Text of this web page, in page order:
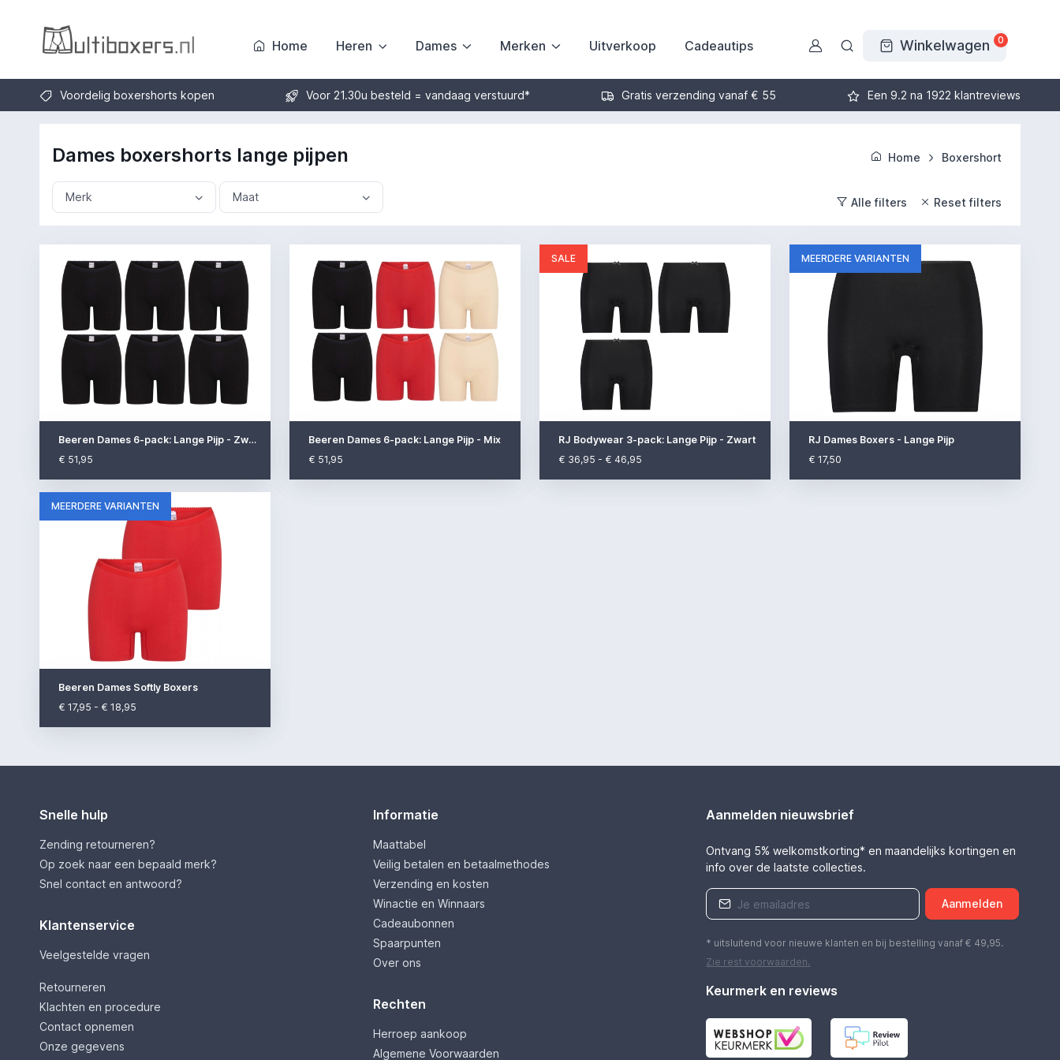
Home Heren Dames Merken Uitverkoop Cadeautips Winkelwagen 0
Voordelig boxershorts kopen Voor 21.30u besteld = vandaag verstuurd* Gratis verzending vanaf € 55 Een 9.2 na 1922 klantreviews
Home Boxershort
Dames boxershorts lange pijpen
Merk Maat Alle filters Reset filters
Beeren Dames 6-pack: Lange Pijp - Zwart -..
€ 51,95
Beeren Dames 6-pack: Lange Pijp - Mix
€ 51,95
SALE
RJ Bodywear 3-pack: Lange Pijp - Zwart
€ 36,95 - € 46,95
MEERDERE VARIANTEN
RJ Dames Boxers - Lange Pijp
€ 17,50
MEERDERE VARIANTEN
Beeren Dames Softly Boxers
€ 17,95 - € 18,95
Snelle hulp
Zending retourneren?
Op zoek naar een bepaald merk?
Snel contact en antwoord?
Klantenservice
Veelgestelde vragen
Retourneren
Klachten en procedure
Contact opnemen
Onze gegevens
Informatie
Maattabel
Veilig betalen en betaalmethodes
Verzending en kosten
Winactie en Winnaars
Cadeaubonnen
Spaarpunten
Over ons
Rechten
Herroep aankoop
Algemene Voorwaarden
Aanmelden nieuwsbrief
Ontvang 5% welkomstkorting* en maandelijks kortingen en
info over de laatste collecties.
Aanmelden
* uitsluitend voor nieuwe klanten en bij bestelling vanaf € 49,95.
Zie rest voorwaarden.
Keurmerk en reviews